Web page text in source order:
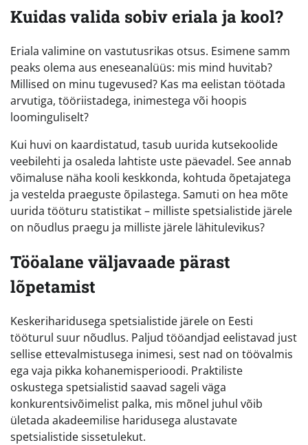
Kuidas valida sobiv eriala ja kool?
Eriala valimine on vastutusrikas otsus. Esimene samm
peaks olema aus eneseanalüüs: mis mind huvitab?
Millised on minu tugevused? Kas ma eelistan töötada
arvutiga, tööriistadega, inimestega või hoopis
loominguliselt?
Kui huvi on kaardistatud, tasub uurida kutsekoolide
veebilehti ja osaleda lahtiste uste päevadel. See annab
võimaluse näha kooli keskkonda, kohtuda õpetajatega
ja vestelda praeguste õpilastega. Samuti on hea mõte
uurida tööturu statistikat – milliste spetsialistide järele
on nõudlus praegu ja milliste järele lähitulevikus?
Tööalane väljavaade pärast
lõpetamist
Keskeriharidusega spetsialistide järele on Eesti
tööturul suur nõudlus. Paljud tööandjad eelistavad just
sellise ettevalmistusega inimesi, sest nad on töövalmis
ega vaja pikka kohanemisperioodi. Praktiliste
oskustega spetsialistid saavad sageli väga
konkurentsivõimelist palka, mis mõnel juhul võib
ületada akadeemilise haridusega alustavate
spetsialistide sissetulekut.